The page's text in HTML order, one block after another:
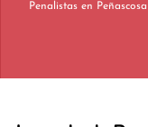
Penalistas en Peñascosa